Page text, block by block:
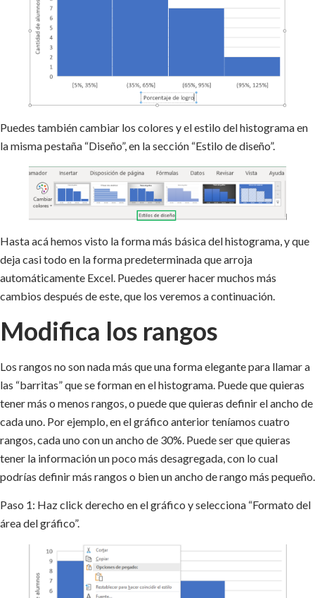
Puedes también cambiar los colores y el estilo del histograma en
la misma pestaña “Diseño”, en la sección “Estilo de diseño”.
Hasta acá hemos visto la forma más básica del histograma, y que
deja casi todo en la forma predeterminada que arroja
automáticamente Excel. Puedes querer hacer muchos más
cambios después de este, que los veremos a continuación.
Modifica los rangos
Los rangos no son nada más que una forma elegante para llamar a
las “barritas” que se forman en el histograma. Puede que quieras
tener más o menos rangos, o puede que quieras definir el ancho de
cada uno. Por ejemplo, en el gráfico anterior teníamos cuatro
rangos, cada uno con un ancho de 30%. Puede ser que quieras
tener la información un poco más desagregada, con lo cual
podrías definir más rangos o bien un ancho de rango más pequeño.
Paso 1: Haz click derecho en el gráfico y selecciona “Formato del
área del gráfico”.